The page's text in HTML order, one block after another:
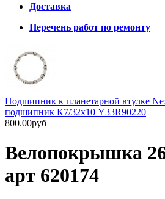
Доставка
Перечень работ по ремонту
Подшипник к планетарной втулке
подшипник К7/32х10 Y33R90220
800.00руб
Велопокрышка
арт 620174